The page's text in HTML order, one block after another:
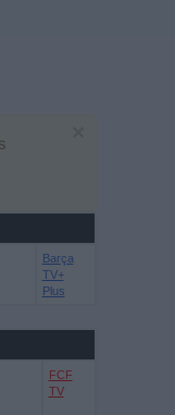
Barça
TV+
Plus
FCF
TV